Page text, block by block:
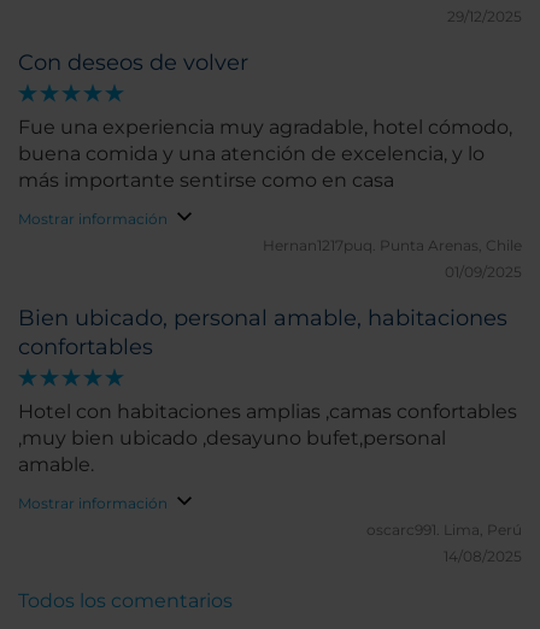
29/12/2025
Con deseos de volver
Fue una experiencia muy agradable, hotel cómodo,
buena comida y una atención de excelencia, y lo
más importante sentirse como en casa
Mostrar información
Hernan1217puq.
Punta Arenas, Chile
01/09/2025
Bien ubicado, personal amable, habitaciones
confortables
Hotel con habitaciones amplias ,camas confortables
,muy bien ubicado ,desayuno bufet,personal
amable.
Mostrar información
oscarc991.
Lima, Perú
14/08/2025
Todos los comentarios